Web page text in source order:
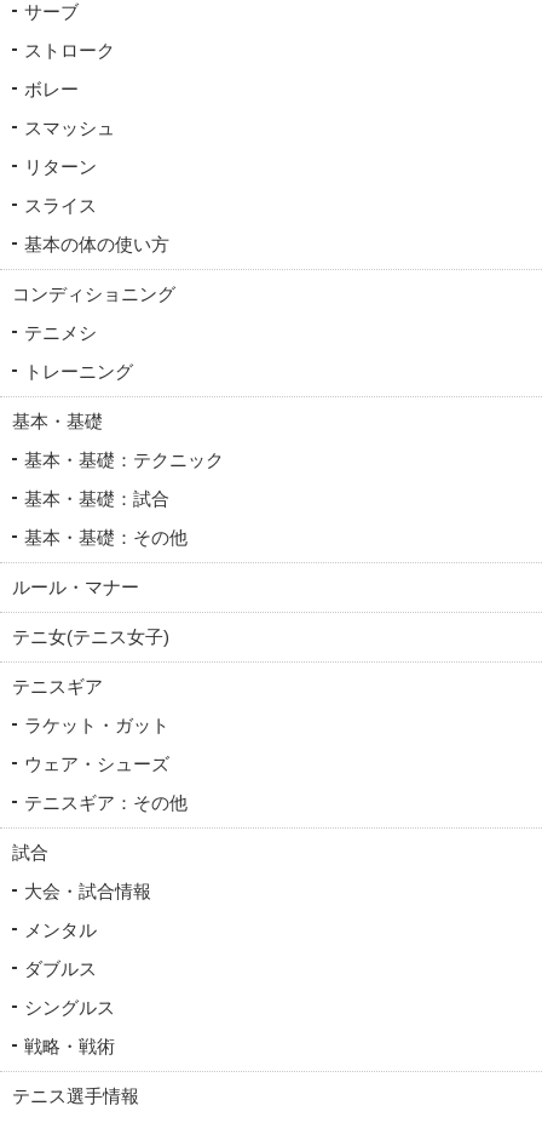
サーブ
ストローク
ボレー
スマッシュ
リターン
スライス
基本の体の使い方
コンディショニング
テニメシ
トレーニング
基本・基礎
基本・基礎：テクニック
基本・基礎：試合
基本・基礎：その他
ルール・マナー
テニ女(テニス女子)
テニスギア
ラケット・ガット
ウェア・シューズ
テニスギア：その他
試合
大会・試合情報
メンタル
ダブルス
シングルス
戦略・戦術
テニス選手情報